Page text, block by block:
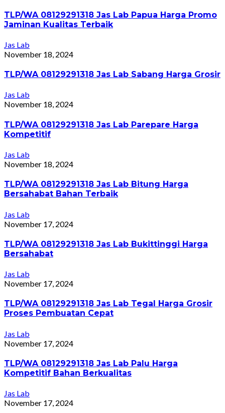
TLP/WA 08129291318 Jas Lab Papua Harga Promo
Jaminan Kualitas Terbaik
Jas Lab
November 18, 2024
TLP/WA 08129291318 Jas Lab Sabang Harga Grosir
Jas Lab
November 18, 2024
TLP/WA 08129291318 Jas Lab Parepare Harga
Kompetitif
Jas Lab
November 18, 2024
TLP/WA 08129291318 Jas Lab Bitung Harga
Bersahabat Bahan Terbaik
Jas Lab
November 17, 2024
TLP/WA 08129291318 Jas Lab Bukittinggi Harga
Bersahabat
Jas Lab
November 17, 2024
TLP/WA 08129291318 Jas Lab Tegal Harga Grosir
Proses Pembuatan Cepat
Jas Lab
November 17, 2024
TLP/WA 08129291318 Jas Lab Palu Harga
Kompetitif Bahan Berkualitas
Jas Lab
November 17, 2024